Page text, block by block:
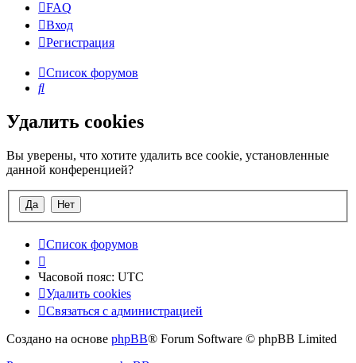
FAQ
Вход
Регистрация
Список форумов
Поиск
Удалить cookies
Вы уверены, что хотите удалить все cookie, установленные
данной конференцией?
Список форумов
Часовой пояс: UTC
Удалить cookies
Связаться
администрацией
Связаться с администрацией
Создано на основе phpBB® Forum Software © phpBB Limited